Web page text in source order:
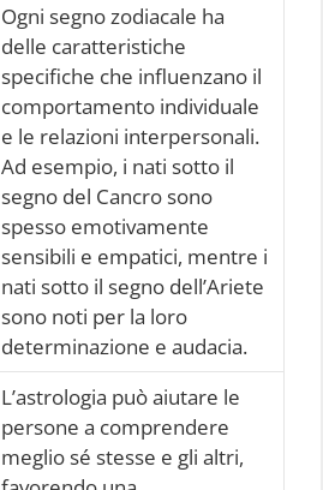
Ogni segno zodiacale ha
delle caratteristiche
specifiche che influenzano il
comportamento individuale
e le relazioni interpersonali.
Ad esempio, i nati sotto il
segno del Cancro sono
spesso emotivamente
sensibili e empatici, mentre i
nati sotto il segno dell’Ariete
sono noti per la loro
determinazione e audacia.
L’astrologia può aiutare le
persone a comprendere
meglio sé stesse e gli altri,